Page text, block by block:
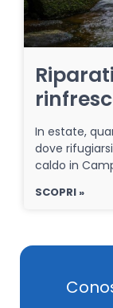
In estate,
dove
caldo in
SCOPRI »